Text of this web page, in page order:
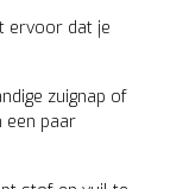
ervoor dat je
zuignap of
een paar